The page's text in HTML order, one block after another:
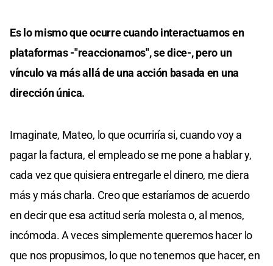
Es lo mismo que ocurre cuando interactuamos en
plataformas -"reaccionamos", se dice-, pero un
vínculo va más allá de una acción basada en una
dirección única.
Imaginate, Mateo, lo que ocurriría si, cuando voy a
pagar la factura, el empleado se me pone a hablar y,
cada vez que quisiera entregarle el dinero, me diera
más y más charla. Creo que estaríamos de acuerdo
en decir que esa actitud sería molesta o, al menos,
incómoda. A veces simplemente queremos hacer lo
que nos propusimos, lo que no tenemos que hacer, en